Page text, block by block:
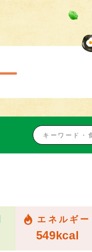
エネルギー
549kcal